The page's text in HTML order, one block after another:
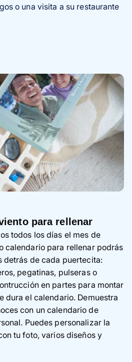
o una visita a su restaurante
para rellenar
todos los días el mes de
calendario para rellenar podrás
detrás de cada puertecita:
pegatinas, pulseras o
en partes para montar
dura el calendario. Demuestra
con un calendario de
Puedes personalizar la
tu foto, varios diseños y